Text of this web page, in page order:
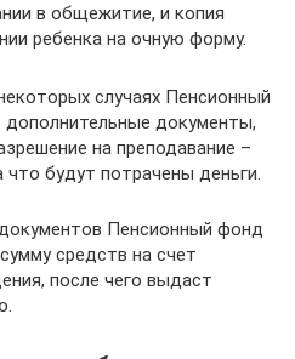
в общежитие, и копия
ребенка на очную форму.
случаях Пенсионный
документы,
на преподавание –
будут потрачены деньги.
Пенсионный фонд
средств на счет
после чего выдаст